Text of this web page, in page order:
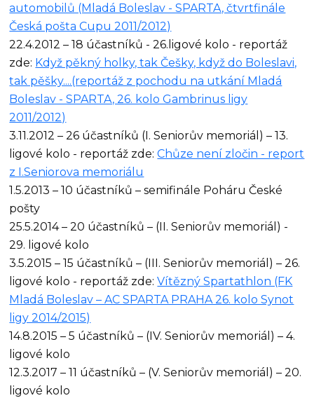
automobilů (Mladá Boleslav - SPARTA, čtvrtfinále
Česká pošta Cupu 2011/2012)
22.4.2012 – 18 účastníků - 26.ligové kolo - reportáž
zde: Když pěkný holky, tak Češky, když do Boleslavi,
tak pěšky....(reportáž z pochodu na utkání Mladá
Boleslav - SPARTA, 26. kolo Gambrinus ligy
2011/2012)
3.11.2012 – 26 účastníků (I. Seniorův memoriál) – 13.
ligové kolo - reportáž zde:Chůze není zločin - report
z I.Seniorova memoriálu
1.5.2013 – 10 účastníků – semifinále Poháru České
pošty
25.5.2014 – 20 účastníků – (II. Seniorův memoriál) -
29. ligové kolo
3.5.2015 – 15 účastníků – (III. Seniorův memoriál) – 26.
ligové kolo - reportáž zde:Vítězný Spartathlon (FK
Mladá Boleslav – AC SPARTA PRAHA 26. kolo Synot
ligy 2014/2015)
14.8.2015 – 5 účastníků – (IV. Seniorův memoriál) – 4.
ligové kolo
12.3.2017 – 11 účastníků – (V. Seniorův memoriál) – 20.
ligové kolo